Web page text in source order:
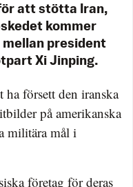
att stötta Iran,
kommer
president
Xi Jinping.
ha försett den iranska
på amerikanska
militära mål i
företag för deras